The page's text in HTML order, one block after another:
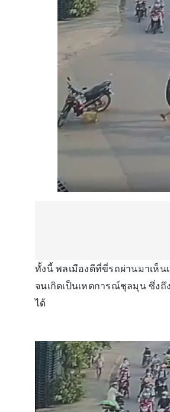
ทั้งนี้ พลเมืองดีที่ขี่รถผ่านมาเห็น
จนเกิดเป็นเหตการณ์ชุลมุน ซึ่ง
ได้